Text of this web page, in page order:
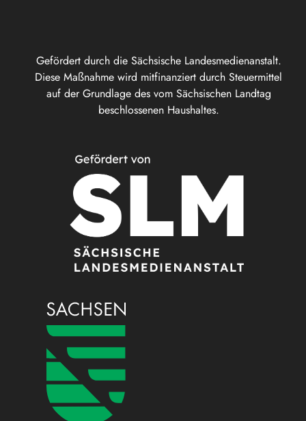
Gefördert durch die Sächsische Landesmedienanstalt.
Diese Maßnahme wird mitfinanziert durch Steuermittel
auf der Grundlage des vom Sächsischen Landtag
beschlossenen Haushaltes.